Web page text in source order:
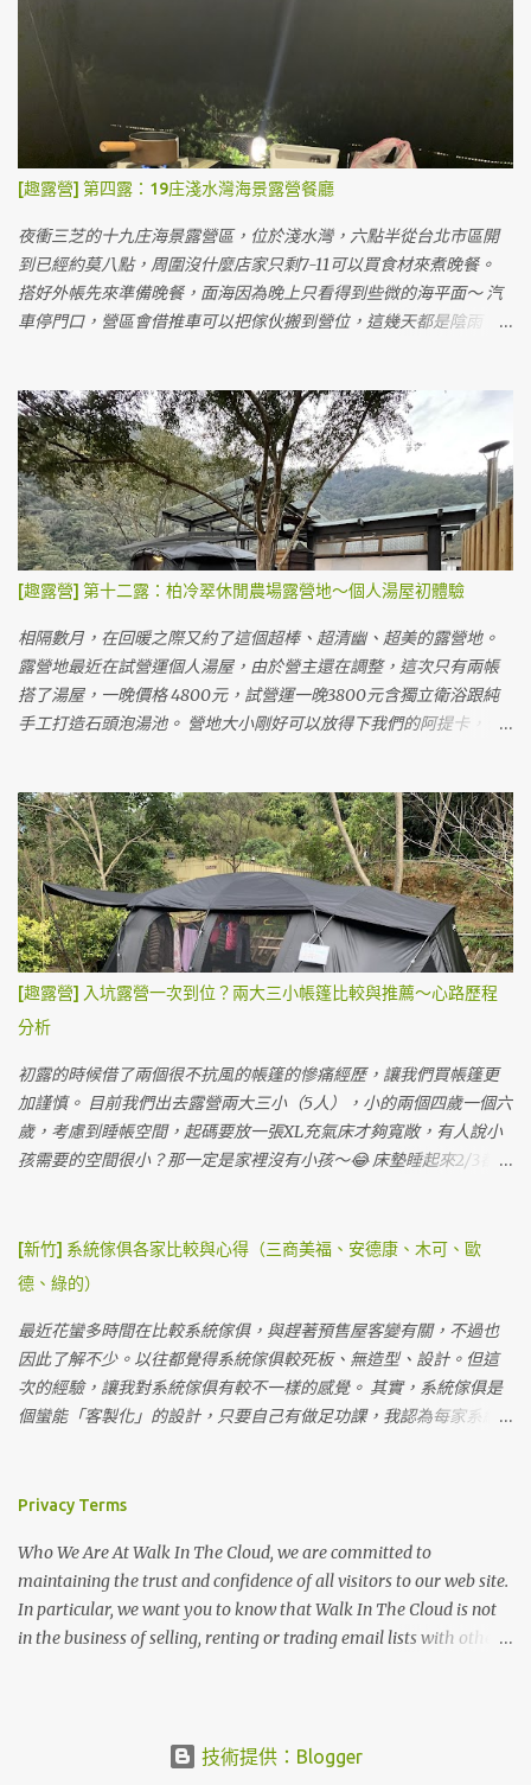
們搭在旁邊的碎石區，上面有鋼架。這次露營最慘的就在這裡，因
為搭到一半風太大把帳篷整個吹起來，鋼架的鋼條沒固定整個掉下
來，帳篷就被刺穿很多個洞...如果要搭在碎石區的朋友們要注意。好
處是車可以停帳邊，而且這裡的碎石真的很硬，墊在最下層的底布
都有點受傷～💦 其實他們有提供護草墊可以自行取用，因為我們帳
太大這次沒用，如果用了應該走起來腳不會這麼痛～😂 風車區 滑雪
場前 搭好帳後，我們到園區參觀，這裡的營位價格包含門票價格所
以會看起來比較貴，可是如果早起的話整個小叮噹還沒營業就可以
在園區裡面晃啊晃，好像也是很值得？👀 包含五點關門後，其實也
都可以在園區內散步喔！（只是有些設施可能不會開） 光滑雪就玩
區 淋浴間 這裡的廁所跟淋浴設備都是流動廁所形式的，但不會覺得
太髒或太臭。 消失的下半身 壁虎人 😏 這個園區預定要用LINE預
定，沒有付訂金，現場才繳清露營款項。 露營的費用計算有點複
雜..... 💦 一晚露營費用1480元/帳 ( 2人)，加人500元/位（含門票，
營位費，停車費）。供應110V電源，須自備延長線約10米。3歲以下
不計費。以上是兩天一夜，如需續露，每人加收300元，再額外加上
營位費450元。有額外贈送下午茶卷一人一份。（但因為時間的關係
我們沒吃到，要在下午四點以前去領取） 費用看起來蠻複雜的，但
其實把它想成門票的話，就單純許多了！:) 第一天可以早上就開始
搭，隔天拔營只要在下午五點以前就可以了，不用趕在中午喔！所
以等於可以玩園區整整兩天。 整體上這個價格還算可以接受(門票一
天大人380元、小孩350元)，網路上說晚上會有飛機飛過的聲音是
[趣露營] 第四露：19庄淺水灣海景露營餐廳
夜衝三芝的十九庄海景露營區，位於淺水灣，六點半從台北市區開
到已經約莫八點，周圍沒什麼店家只剩7-11可以買食材來煮晚餐。
搭好外帳先來準備晚餐，面海因為晚上只看得到些微的海平面～ 汽
車停門口，營區會借推車可以把傢伙搬到營位，這幾天都是陰雨
旁邊的B3營位，結果改成A2營位直接面海，太幸福了！！本來想訂
結果被訂走才選B區側邊。 B3營位圖 這個營地蠻小的，最多就八個
營位，所以營主也沒打廣告，據說週週都客滿～（但剛好這週末天
氣差很多客人延期導致包場的我們～） 我們目前搭的這個是A2，旁
邊佔用了A3的桌子曬東西，A3看起來睡帳跟客廳得分開？ A3是黑色
墊子的那塊，看起來如果要放很大的帳也有點辛苦😂 B2有完整的雨
棚，一房一廳帳應該ＯＫ（但感覺像是阿提卡這種大帳會掉出來）
B1靠近海邊，也有完整的雨遮，長度也可以放一房一廳中等大小的
帳 B3與B4營位，都有地墊但沒有雨遮 價格以營地來說偏高，一晚
1500元，夜衝750元。只能用Line聯絡訂位，沒有露營樂跟愛露營
的管道，營主人很客氣，我們忘了帶湯勺還跟他借了三天。 0_0a 這
是我們第二次搭限量版黑色阿提卡，越來越熟練，兩個人約莫30分
A2營位側面，前面已經極限，再往前就要搭到步道了ＸＤ KZM阿提
卡的尺寸大概是3.6mx6.1m，我們的睡帳最後會有點掉出地墊，不過
不影響睡覺。寬度上真的很剛好，差點就要超過地墊跟雨遮柱，如
果比阿提卡寬的客廳帳可能會被擠到。 第一天晚餐，簡單加熱香腸
炒飯跟加熱阿桐阿寶四神湯當晚餐。（在車上已經餓到不行吃了粽
子） 夜衝晚餐隨便吃 帳內看電影解析度跟亮度都還算不錯 晚上喝酒
看電影，Q3投影機真的很實惠，3500元也堪用了，布幕直接用賣家
送的。 半夜睡覺，直接聽海浪與雨聲度過，道路飆車聲沒有想像中
的大聲（可能是因為下雨？） 第二天早晨雨停，營主的貓貓跑來撒
嬌，硬是在帳篷晃啊晃不走，最後被我們抱回它家。ＸＤ 直接海景
第一排 💞 雖然天氣陰陰的，但是海景還是很療癒，這裡是步道旁
邊，所以可以看到很多人走來走去。 營位前庭全景大概是這樣 早上
雨停天...
[趣露營] 第十二露：柏冷翠休閒農場露營地～個人湯屋初體驗
相隔數月，在回暖之際又約了這個超棒、超清幽、超美的露營地。
露營地最近在試營運個人湯屋，由於營主還在調整，這次只有兩帳
搭了湯屋，一晚價格 4800元，試營運一晚3800元含獨立衛浴跟純
手工打造石頭泡湯池。 營地大小剛好可以放得下我們的阿提卡，但
槽） 獨立湯池 柴火燒的時候要注意溫度計，當大於60度時就要打開
柴室通風，低溫的時候要關起來可以加速加熱速度，不過因為是柴
燒，水溫難免難控制，淋浴間使用水的時候要小心溫度。（如果外
面水溫60度的時候，裡面水也是60度水在調整） 營主主張讓大家自
己燒柴，自己泡湯自己燒～自己洗澡自己努力～所以要耐心燒大概
兩小時左右才夠泡湯。 因為試營運，營主有請小編幫忙燒柴的我
們，很幸福的做做樣子就可以泡湯，之後來可能就要認命了（？）
每個獨立湯屋營位都有雨遮，帳比較小的話不用怕收濕帳 一房一廳
阿提卡帳要橫的搭才搭得下 搭起來的感覺還不錯，有一半在採光罩
下，地上都有棧板 白天可以把沙發放在外面，享受山林的美好與大
甲溪的溪流聲。 視野優美的獨立湯屋營位 這個營位4800元一個晚上
其實很划算，與飯店不同的是我們真的是整天都在這裡，不僅僅睡
覺的時間在營位，白天看溪流，晚上泡湯看星星真的很幸福。 天氣
蠻多間，用起來也很乾淨。 蹲式馬桶 淋浴間 淋浴間很多間，但熱水
如果太多帳會來不及燒，建議來這邊的可以盡量下午就先洗澡，以
免晚上沒水洗澡（有些人會因為這樣給負評），但其實是因為先天
上這邊沒有天然氣管，要輸送天然氣很困難，目前電力燒的速度供
應三四十帳難免沒辦法跟上，還是建議露友能分散洗澡時間。 梳妝
台 硬體設備在上一篇文章 第六露：柏冷翠休閒農場～五星級庭園享
受露營週末 也都有分享，上次是泡大眾池，這次是泡湯屋。 泡湯池
處都擺放預備用的木柴，但 千萬 不要 拿去自己燒，紅字很重要一定
要注意 因為這些木柴都是營主辛辛苦苦準備要給大...
[趣露營] 入坑露營一次到位？兩大三小帳篷比較與推薦～心路歷程
分析
初露的時候借了兩個很不抗風的帳篷的慘痛經歷，讓我們買帳篷更
加謹慎。 目前我們出去露營兩大三小（5人），小的兩個四歲一個六
歲，考慮到睡帳空間，起碼要放一張XL充氣床才夠寬敞，有人說小
孩需要的空間很小？那一定是家裡沒有小孩～😂 床墊睡起來2/3都是
們一定要買放得下XL的帳篷。（不然我覺得我要去睡帳篷外了😒）
在考慮睡帳跟客廳分開買還是一起，有幾個考量是...我們的小孩都偏
冬天真的比較暖和，後來我們還是針對一房一廳帳看。 另外，如果
一次就搭好也是挺方便的，不用分兩帳搭，光搞小孩就來不及了...
（不知道為什麼常常有人會在最緊急時候想尿尿...😅） 一開始長輩
推薦Coleman跟Snowpeak，畢竟大牌子還是比較有保障，不管是防
SP671，這兩帳價格大約都落在47000左右。 Coleman CC3 很喜歡
備一帳蠻方便的，然後CC3有側門當掛雙內帳，中間還有一個空間可
以提供行走。本來有考慮 Coleman TOUGH SCREEN 2-ROOM
MDX+，但後來比較了一下布料，真的跟CC3紮實度有差。 CC3一直
是我們看的首選，唯一缺點就是價格。 😅 在繼續找帳篷的途中，我
能會比較暗，所以Outdoorbase的圖騰布可以透光，算是他們家的巧
[新竹] 系統傢俱各家比較與心得（三商美福、安德康、木可、歐
德、綠的）
最近花蠻多時間在比較系統傢俱，與趕著預售屋客變有關，不過也
因此了解不少。以往都覺得系統傢俱較死板、無造型、設計。但這
次的經驗，讓我對系統傢俱有較不一樣的感覺。 其實，系統傢俱是
個蠻能「客製化」的設計，只要自己有做足功課，我認為每家系統
商美福）的系統傢俱在聘請設計師上，較有經驗也較有獨特見解，
高。 小家（如：木可、安德康等）的系統傢俱最大好處在於價格親
民，但設計師如果也願意用心，做出來的作品一定不輸大的。前提
是，客戶自己必須明白自己要的是甚麼？喜好？需求？風格.......等。
Privacy Terms
Who We Are At Walk In The Cloud, we are committed to
maintaining the trust and confidence of all visitors to our web site.
In particular, we want you to know that Walk In The Cloud is not
in the business of selling, renting or trading email lists with other
under which we may disclose it to others, and how we keep it
技術提供：Blogger